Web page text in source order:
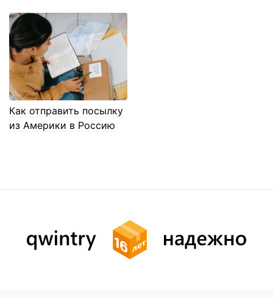
Как отправить посылку
из Америки в Россию